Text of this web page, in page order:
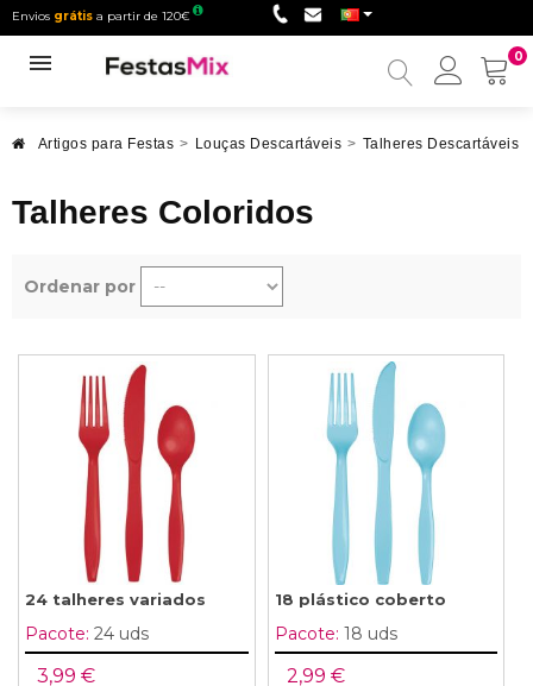
Envios grátis a partir de 120€
0
Minha
Artigos para Festas > Louças Descartáveis > Talheres Descartáveis
Talheres Coloridos
Ordenar por
24 talheres variados
Pacote: 24 uds
3,99 €
18 plástico coberto
Pacote: 18 uds
2,99 €